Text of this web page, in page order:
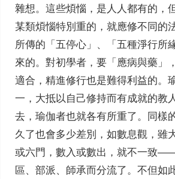
雜想。這些煩惱 ， 是人人都有的 ，
某類煩惱特別重的 ，就應修不同 的
所傳的 「五停心 」、「五種淨行所
來的。對初學者 ，要 「 應病與藥 」
適合 ，精進修行也是難得利益的。
一 ， 大抵以自己修持而有成就的教
去 ，瑜伽者也就各有所重了。
同樣
久了也會多少差別 ，如數息觀 ，雖
或六門 ，數入或數出 ，就不一致
區 、部派、 師承而分流了。不但如